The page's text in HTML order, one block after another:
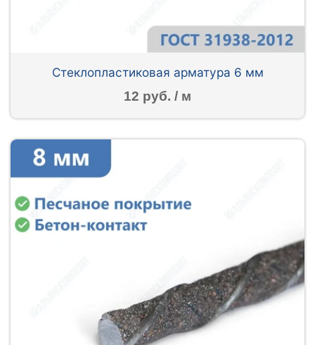
Стеклопластиковая арматура 6 мм
12 руб. / м